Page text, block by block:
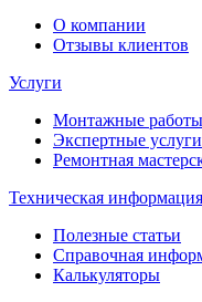
О компании
Отзывы клиентов
Услуги
Монтажные работы
Экспертные услуги
Ремонтная
Техническая информация
Полезные статьи
Справочная
Калькуляторы